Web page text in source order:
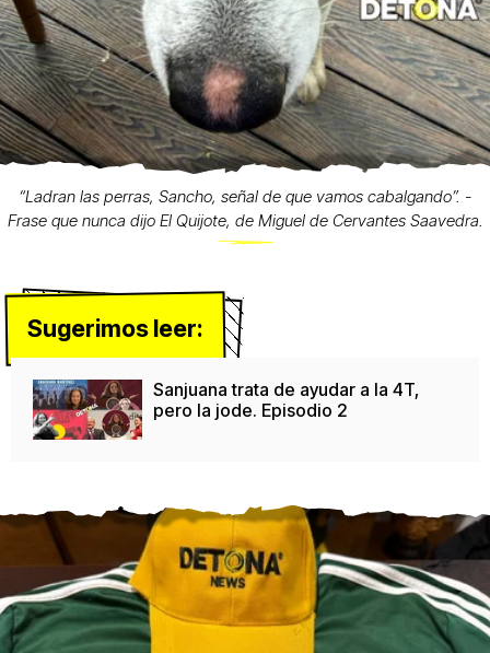
“Ladran las perras, Sancho, señal de que vamos cabalgando”. -
Frase que nunca dijo El Quijote, de Miguel de Cervantes Saavedra.
Sugerimos leer:
Sanjuana trata de ayudar a la 4T,
pero la jode. Episodio 2